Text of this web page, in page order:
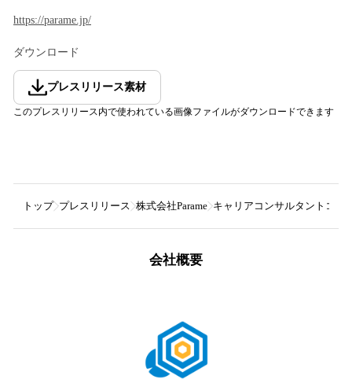
https://parame.jp/
ダウンロード
プレスリリース素材
このプレスリリース内で使われている画像ファイルがダウンロードできます
トップ プレスリリース 株式会社Parame キャリアコンサルタントコミ
会社概要